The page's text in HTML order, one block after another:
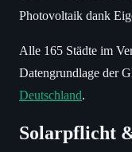
Photovoltaik dank
Alle 165 Städte im
Datengrundlage der
Deutschland.
Solarpflicht